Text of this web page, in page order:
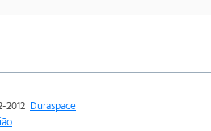
2012 Duraspace